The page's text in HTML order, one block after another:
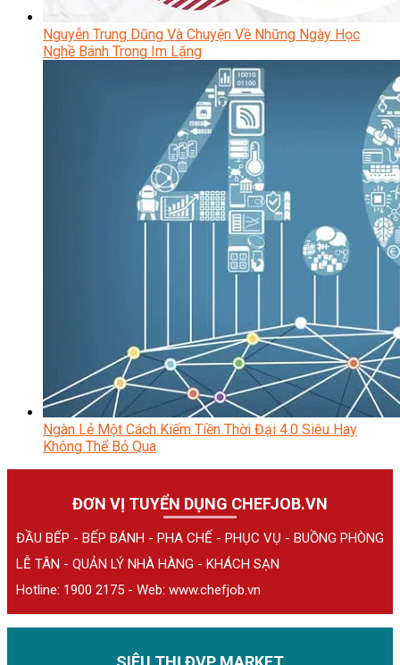
Nguyễn Trung Dũng Và Chuyện Về Những Ngày Học
Nghề Bánh Trong Im Lặng
Ngàn Lẻ Một Cách Kiếm Tiền Thời Đại 4.0 Siêu Hay
Không Thể Bỏ Qua
ĐƠN VỊ TUYỂN DỤNG CHEFJOB.VN
ĐẦU BẾP - BẾP BÁNH - PHA CHẾ - PHỤC VỤ - BUỒNG PHÒNG
LỄ TÂN - QUẢN LÝ NHÀ HÀNG - KHÁCH SẠN
Hotline: 1900 2175 - Web: www.chefjob.vn